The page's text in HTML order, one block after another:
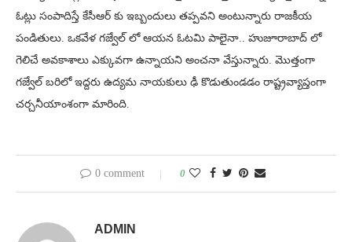
ఓట్లు సంపాదిస్తే కేసీఆర్ కు ఇబ్బందులు తప్పవని అంటున్నారు రాజకీయ
పండితులు. ఒకవేళ గజ్వేల్ లో ఆయన ఓటమి పాలైనా.. హుజూరాబాద్ లో
గెలిచే అవకాశాలు ఎక్కువగా ఉన్నాయని అంచనా వేస్తున్నారు. మొత్తంగా
గజ్వేల్ బరిలో ఇద్దరు ఉద్యమ నాయకులు ఢీ కొడుతుండడం రాష్ట్రవ్యాప్తంగా
చర్చనీయాంశంగా మారింది.
0 comment 0
ADMIN